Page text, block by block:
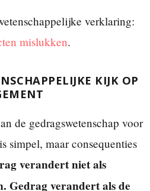
verklaring:
mislukken.
KIJK OP
de gedragswetenschap voor
simpel, maar consequenties
verandert niet als
Gedrag verandert als de